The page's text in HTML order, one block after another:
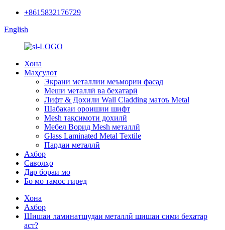
+8615832176729
English
Хона
Маҳсулот
Экрани металлии меъмории фасад
Меши металлӣ ва бехатарӣ
Лифт & Дохили Wall Cladding матоъ Metal
Шабакаи ороишии шифт
Mesh тақсимоти дохилӣ
Мебел Ворид Mesh металлӣ
Glass Laminated Metal Textile
Пардаи металлӣ
Ахбор
Саволҳо
Дар бораи мо
Бо мо тамос гиред
Хона
Ахбор
Шишаи ламинатшудаи металлӣ шишаи сими бехатар
аст?